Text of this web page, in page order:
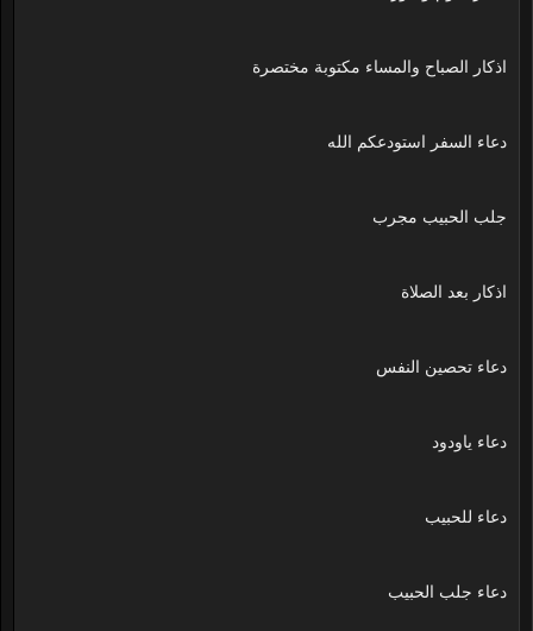
اذكار الصباح والمساء مكتوبة مختصرة
دعاء السفر استودعكم الله
جلب الحبيب مجرب
اذكار بعد الصلاة
دعاء تحصين النفس
دعاء ياودود
دعاء للحبيب
دعاء جلب الحبيب